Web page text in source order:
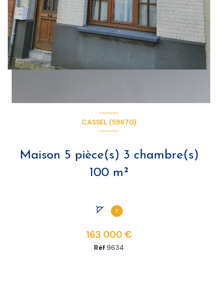
CASSEL (59670)
Maison 5 pièce(s) 3 chambre(s)
100 m²
1
163 000 €
Réf9634